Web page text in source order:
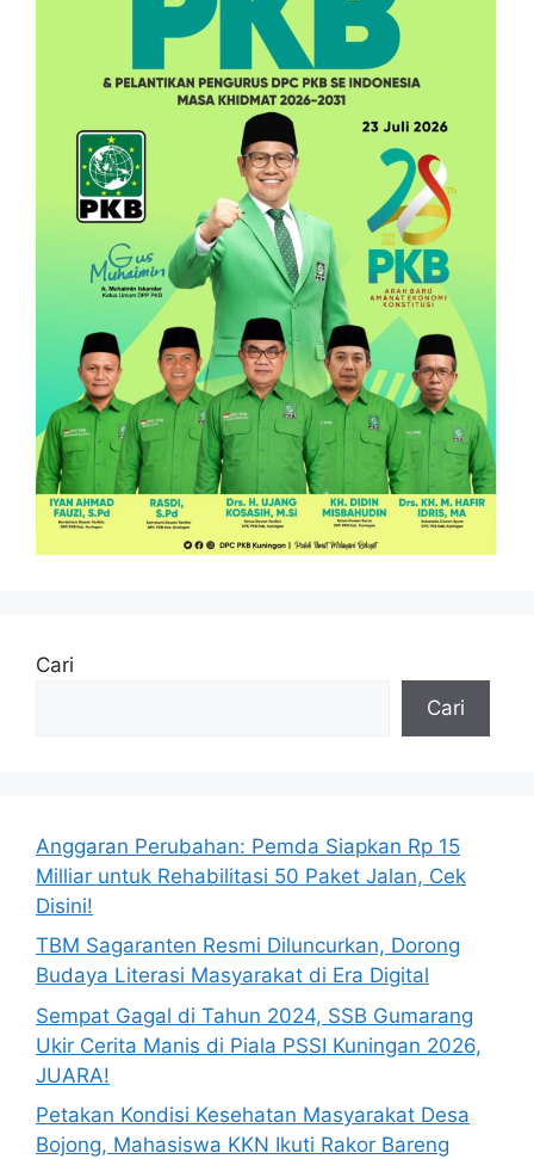
Cari
Cari
Anggaran Perubahan: Pemda Siapkan Rp 15
Milliar untuk Rehabilitasi 50 Paket Jalan, Cek
Disini!
TBM Sagaranten Resmi Diluncurkan, Dorong
Budaya Literasi Masyarakat di Era Digital
Sempat Gagal di Tahun 2024, SSB Gumarang
Ukir Cerita Manis di Piala PSSI Kuningan 2026,
JUARA!
Petakan Kondisi Kesehatan Masyarakat Desa
Bojong, Mahasiswa KKN Ikuti Rakor Bareng